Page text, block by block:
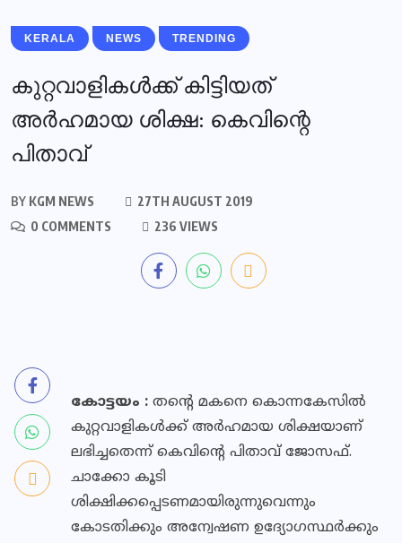
KERALA NEWS TRENDING
കുറ്റവാളികൾക്ക്‌ കിട്ടിയത്
അർഹമായ ശിക്ഷ: കെവിന്റെ
പിതാവ്‌
BY KGM NEWS
27TH AUGUST 2019
0 COMMENTS
236 VIEWS
കോട്ടയം : തന്റെ മകനെ കൊന്നകേസിൽ
കുറ്റവാളികൾക്ക്‌ അർഹമായ ശിക്ഷയാണ്‌
ലഭിച്ചതെന്ന്‌ കെവിന്റെ പിതാവ്‌ ജോസഫ്‌.
ചാക്കോ കൂടി
ശിക്ഷിക്കപ്പെടണമായിരുന്നുവെന്നും
കോടതിക്കും അന്വേഷണ ഉദ്യോഗസ്ഥർക്കും